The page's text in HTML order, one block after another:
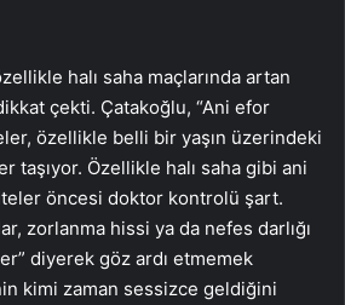
halı saha maçlarında artan
çekti. Çatakoğlu, “Ani efor
özellikle belli bir yaşın üzerindeki
taşıyor. Özellikle halı saha gibi ani
öncesi doktor kontrolü şart.
zorlanma hissi ya da nefes darlığı
diyerek göz ardı etmemek
kimi zaman sessizce geldiğini